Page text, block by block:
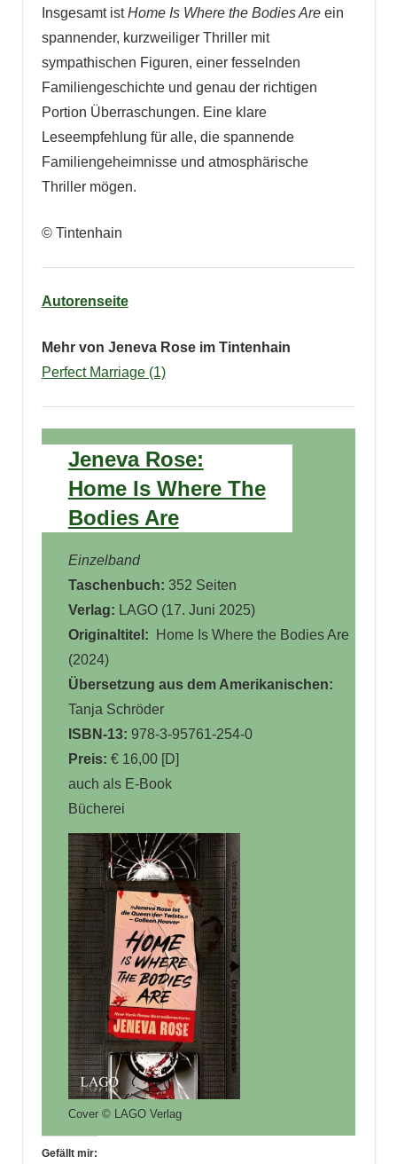
Insgesamt istHome Is Where the Bodies Areein
spannender, kurzweiliger Thriller mit
sympathischen Figuren, einer fesselnden
Familiengeschichte und genau der richtigen
Portion Überraschungen. Eine klare
Leseempfehlung für alle, die spannende
Familiengeheimnisse und atmosphärische
Thriller mögen.
© Tintenhain
Autorenseite
Mehr von Jeneva Rose im Tintenhain
Perfect Marriage (1)
Jeneva Rose:
Home Is Where The
Bodies Are
Einzelband
Taschenbuch: 352 Seiten
Verlag: LAGO (17. Juni 2025)
Originaltitel: ‎ Home Is Where the Bodies Are
(2024)
Übersetzung aus dem Amerikanischen:
Tanja Schröder
ISBN-13: 978-3-95761-254-0
Preis: € 16,00 [D]
auch als E-Book
Bücherei
Cover © LAGO Verlag
Gefällt mir: